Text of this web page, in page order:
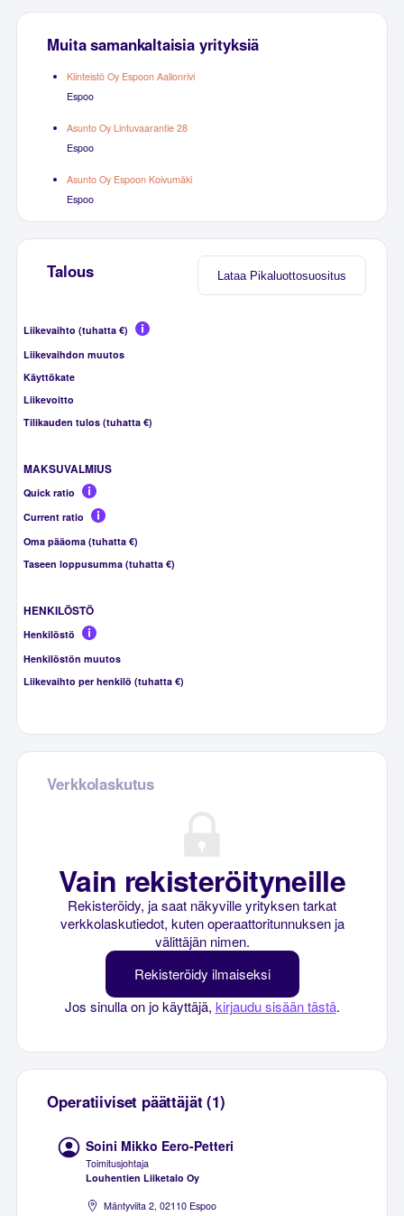
Muita samankaltaisia yrityksiä
Kiinteistö Oy Espoon Aallonrivi
Espoo
Asunto Oy Lintuvaarantie 28
Espoo
Asunto Oy Espoon Koivumäki
Espoo
Lataa Pikaluottosuositus
Talous
Liikevaihto (tuhatta €)
Liikevaihdon muutos
Käyttökate
Liikevoitto
Tilikauden tulos (tuhatta €)
MAKSUVALMIUS
Quick ratio
Current ratio
Oma pääoma (tuhatta €)
Taseen loppusumma (tuhatta €)
HENKILÖSTÖ
Henkilöstö
Henkilöstön muutos
Liikevaihto per henkilö (tuhatta €)
Verkkolaskutus
Vain rekisteröityneille
Rekisteröidy, ja saat näkyville yrityksen tarkat
verkkolaskutiedot, kuten operaattoritunnuksen ja
välittäjän nimen.
Rekisteröidy ilmaiseksi
Jos sinulla on jo käyttäjä, kirjaudu sisään tästä.
Operatiiviset päättäjät (1)
Soini Mikko Eero-Petteri
Toimitusjohtaja
Louhentien Liiketalo Oy
Mäntyviita 2, 02110 Espoo